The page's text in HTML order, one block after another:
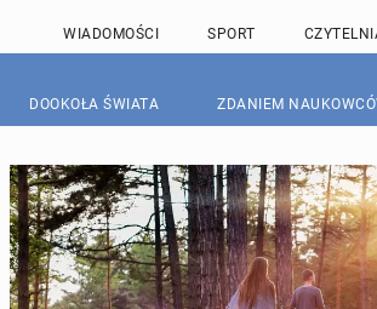
WIADOMOŚCI SPORT
DOOKOŁA ŚWIATA ZDANIEM